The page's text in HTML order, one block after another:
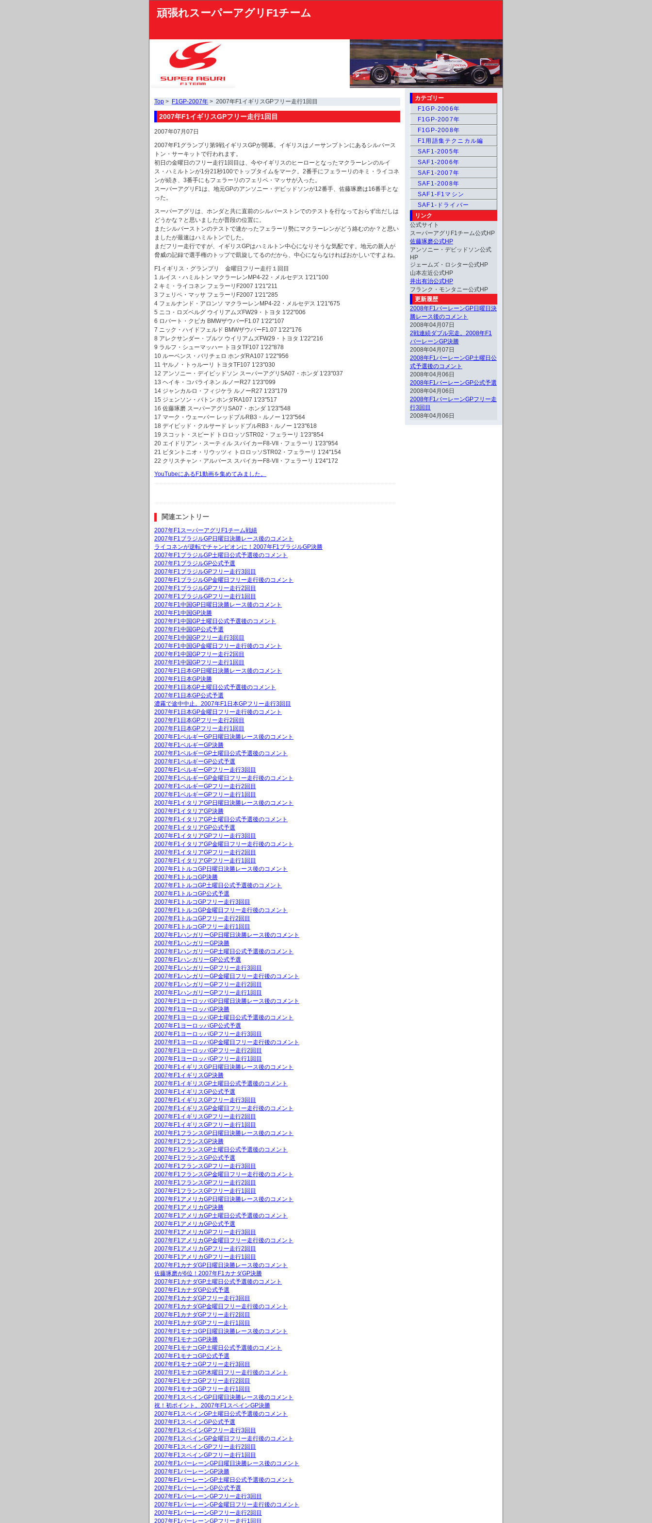
頑張れスーパーアグリF1チーム
Top > F1GP-2007年 > 2007年F1イギリスGPフリー走行1回目
2007年F1イギリスGPフリー走行1回目
2007年07月07日
2007年F1グランプリ第9戦イギリスGPが開幕。イギリスはノーサンプトンにあるシルバース
トン・サーキットで行われます。
初日の金曜日のフリー走行1回目は、今やイギリスのヒーローとなったマクラーレンのルイ
ス・ハミルトンが1分21秒100でトップタイムをマーク。2番手にフェラーリのキミ・ライコネ
ンが続き、3番手にもフェラーリのフェリペ・マッサが入った。
スーパーアグリF1は、地元GPのアンソニー・デビッドソンが12番手、佐藤琢磨は16番手とな
った。
スーパーアグリは、ホンダと共に直前のシルバーストンでのテストを行なっておらず出だしは
どうかな？と思いましたが普段の位置に。
またシルバーストンのテストで速かったフェラーリ勢にマクラーレンがどう絡むのか？と思い
ましたが最速はハミルトンでした。
まだフリー走行ですが、イギリスGPはハミルトン中心になりそうな気配です。地元の新人が
脅威の記録で選手権のトップで凱旋してるのだから、中心にならなければおかしいですよね。
F1イギリス・グランプリ 金曜日フリー走行１回目
1 ルイス・ハミルトン マクラーレンMP4-22・メルセデス 1'21"100
2 キミ・ライコネン フェラーリF2007 1'21"211
3 フェリペ・マッサ フェラーリF2007 1'21"285
4 フェルナンド・アロンソ マクラーレンMP4-22・メルセデス 1'21"675
5 ニコ・ロズベルグ ウイリアムズFW29・トヨタ 1'22"006
6 ロバート・クビカ BMWザウバーF1.07 1'22"107
7 ニック・ハイドフェルド BMWザウバーF1.07 1'22"176
8 アレクサンダー・ブルツ ウイリアムズFW29・トヨタ 1'22"216
9 ラルフ・シューマッハー トヨタTF107 1'22"878
10 ルーベンス・バリチェロ ホンダRA107 1'22"956
11 ヤルノ・トゥルーリ トヨタTF107 1'23"030
12 アンソニー・デイビッドソン スーパーアグリSA07・ホンダ 1'23"037
13 ヘイキ・コバライネン ルノーR27 1'23"099
14 ジャンカルロ・フィジケラ ルノーR27 1'23"179
15 ジェンソン・バトン ホンダRA107 1'23"517
16 佐藤琢磨 スーパーアグリSA07・ホンダ 1'23"548
17 マーク・ウェーバー レッドブルRB3・ルノー 1'23"564
18 デイビッド・クルサード レッドブルRB3・ルノー 1'23"618
19 スコット・スピード トロロッソSTR02・フェラーリ 1'23"854
20 エイドリアン・スーティル スパイカーF8-VII・フェラーリ 1'23"954
21 ビタントニオ・リウッツィ トロロッソSTR02・フェラーリ 1'24"154
22 クリスチャン・アルバース スパイカーF8-VII・フェラーリ 1'24"172
YouTubeにあるF1動画を集めてみました。
関連エントリー
2007年F1スーパーアグリF1チーム戦績
2007年F1ブラジルGP日曜日決勝レース後のコメント
ライコネンが逆転でチャンピオンに！2007年F1ブラジルGP決勝
2007年F1ブラジルGP土曜日公式予選後のコメント
2007年F1ブラジルGP公式予選
2007年F1ブラジルGPフリー走行3回目
2007年F1ブラジルGP金曜日フリー走行後のコメント
2007年F1ブラジルGPフリー走行2回目
2007年F1ブラジルGPフリー走行1回目
2007年F1中国GP日曜日決勝レース後のコメント
2007年F1中国GP決勝
2007年F1中国GP土曜日公式予選後のコメント
2007年F1中国GP公式予選
2007年F1中国GPフリー走行3回目
2007年F1中国GP金曜日フリー走行後のコメント
2007年F1中国GPフリー走行2回目
2007年F1中国GPフリー走行1回目
2007年F1日本GP日曜日決勝レース後のコメント
2007年F1日本GP決勝
2007年F1日本GP土曜日公式予選後のコメント
2007年F1日本GP公式予選
濃霧で途中中止。2007年F1日本GPフリー走行3回目
2007年F1日本GP金曜日フリー走行後のコメント
2007年F1日本GPフリー走行2回目
2007年F1日本GPフリー走行1回目
2007年F1ベルギーGP日曜日決勝レース後のコメント
2007年F1ベルギーGP決勝
2007年F1ベルギーGP土曜日公式予選後のコメント
2007年F1ベルギーGP公式予選
2007年F1ベルギーGPフリー走行3回目
2007年F1ベルギーGP金曜日フリー走行後のコメント
2007年F1ベルギーGPフリー走行2回目
2007年F1ベルギーGPフリー走行1回目
2007年F1イタリアGP日曜日決勝レース後のコメント
2007年F1イタリアGP決勝
2007年F1イタリアGP土曜日公式予選後のコメント
2007年F1イタリアGP公式予選
2007年F1イタリアGPフリー走行3回目
2007年F1イタリアGP金曜日フリー走行後のコメント
2007年F1イタリアGPフリー走行2回目
2007年F1イタリアGPフリー走行1回目
2007年F1トルコGP日曜日決勝レース後のコメント
2007年F1トルコGP決勝
2007年F1トルコGP土曜日公式予選後のコメント
2007年F1トルコGP公式予選
2007年F1トルコGPフリー走行3回目
2007年F1トルコGP金曜日フリー走行後のコメント
2007年F1トルコGPフリー走行2回目
2007年F1トルコGPフリー走行1回目
2007年F1ハンガリーGP日曜日決勝レース後のコメント
2007年F1ハンガリーGP決勝
2007年F1ハンガリーGP土曜日公式予選後のコメント
2007年F1ハンガリーGP公式予選
2007年F1ハンガリーGPフリー走行3回目
2007年F1ハンガリーGP金曜日フリー走行後のコメント
2007年F1ハンガリーGPフリー走行2回目
2007年F1ハンガリーGPフリー走行1回目
2007年F1ヨーロッパGP日曜日決勝レース後のコメント
2007年F1ヨーロッパGP決勝
2007年F1ヨーロッパGP土曜日公式予選後のコメント
2007年F1ヨーロッパGP公式予選
2007年F1ヨーロッパGPフリー走行3回目
2007年F1ヨーロッパGP金曜日フリー走行後のコメント
2007年F1ヨーロッパGPフリー走行2回目
2007年F1ヨーロッパGPフリー走行1回目
2007年F1イギリスGP日曜日決勝レース後のコメント
2007年F1イギリスGP決勝
2007年F1イギリスGP土曜日公式予選後のコメント
2007年F1イギリスGP公式予選
2007年F1イギリスGPフリー走行3回目
2007年F1イギリスGP金曜日フリー走行後のコメント
2007年F1イギリスGPフリー走行2回目
2007年F1イギリスGPフリー走行1回目
2007年F1フランスGP日曜日決勝レース後のコメント
2007年F1フランスGP決勝
2007年F1フランスGP土曜日公式予選後のコメント
2007年F1フランスGP公式予選
2007年F1フランスGPフリー走行3回目
2007年F1フランスGP金曜日フリー走行後のコメント
2007年F1フランスGPフリー走行2回目
2007年F1フランスGPフリー走行1回目
2007年F1アメリカGP日曜日決勝レース後のコメント
2007年F1アメリカGP決勝
2007年F1アメリカGP土曜日公式予選後のコメント
2007年F1アメリカGP公式予選
2007年F1アメリカGPフリー走行3回目
2007年F1アメリカGP金曜日フリー走行後のコメント
2007年F1アメリカGPフリー走行2回目
2007年F1アメリカGPフリー走行1回目
2007年F1カナダGP日曜日決勝レース後のコメント
佐藤琢磨が6位！2007年F1カナダGP決勝
2007年F1カナダGP土曜日公式予選後のコメント
2007年F1カナダGP公式予選
2007年F1カナダGPフリー走行3回目
2007年F1カナダGP金曜日フリー走行後のコメント
2007年F1カナダGPフリー走行2回目
2007年F1カナダGPフリー走行1回目
2007年F1モナコGP日曜日決勝レース後のコメント
2007年F1モナコGP決勝
2007年F1モナコGP土曜日公式予選後のコメント
2007年F1モナコGP公式予選
2007年F1モナコGPフリー走行3回目
2007年F1モナコGP木曜日フリー走行後のコメント
2007年F1モナコGPフリー走行2回目
2007年F1モナコGPフリー走行1回目
2007年F1スペインGP日曜日決勝レース後のコメント
祝！初ポイント。2007年F1スペインGP決勝
2007年F1スペインGP土曜日公式予選後のコメント
2007年F1スペインGP公式予選
2007年F1スペインGPフリー走行3回目
2007年F1スペインGP金曜日フリー走行後のコメント
2007年F1スペインGPフリー走行2回目
2007年F1スペインGPフリー走行1回目
2007年F1バーレーンGP日曜日決勝レース後のコメント
2007年F1バーレーンGP決勝
2007年F1バーレーンGP土曜日公式予選後のコメント
2007年F1バーレーンGP公式予選
2007年F1バーレーンGPフリー走行3回目
2007年F1バーレーンGP金曜日フリー走行後のコメント
2007年F1バーレーンGPフリー走行2回目
2007年F1バーレーンGPフリー走行1回目
カテゴリー
F1GP-2006年
F1GP-2007年
F1GP-2008年
F1用語集テクニカル編
SAF1-2005年
SAF1-2006年
SAF1-2007年
SAF1-2008年
SAF1-F1マシン
SAF1-ドライバー
リンク
公式サイト
スーパーアグリF1チーム公式HP
佐藤琢磨公式HP
アンソニー・デビッドソン公式
HP
ジェームズ・ロシター公式HP
山本左近公式HP
井出有治公式HP
フランク・モンタニー公式HP
更新履歴
2008年F1バーレーンGP日曜日決
勝レース後のコメント
2008年04月07日
2戦連続ダブル完走。2008年F1
バーレーンGP決勝
2008年04月07日
2008年F1バーレーンGP土曜日公
式予選後のコメント
2008年04月06日
2008年F1バーレーンGP公式予選
2008年04月06日
2008年F1バーレーンGPフリー走
行3回目
2008年04月06日